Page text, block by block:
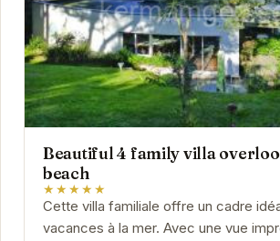
Beautiful 4 family villa
beach
★★★★★
Cette villa familiale offre un cadre
vacances à la mer. Avec une vue